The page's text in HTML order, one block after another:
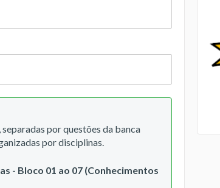
por questões da banca
por disciplinas.
- Bloco 01 ao 07 (Conhecimentos